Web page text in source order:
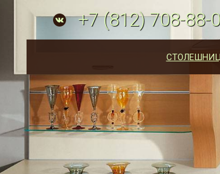
+7(812)708-88-